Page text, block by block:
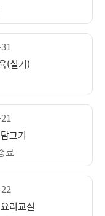
(실기)
그기
료
리교실